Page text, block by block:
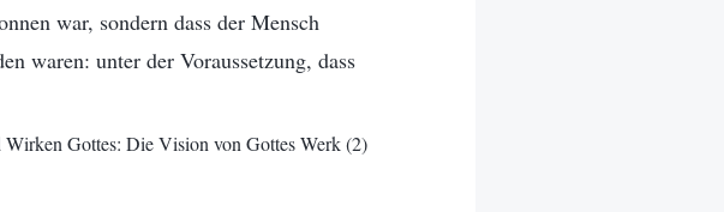
war, sondern dass der Mensch
waren: unter der Voraussetzung, dass
Gottes: Die Vision von Gottes Werk (2)